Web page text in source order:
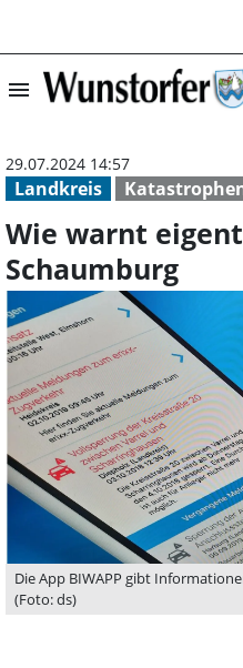
menu
Landkreis
29.07.2024 14:57
Wie warnt
Schaumburg
Die App BIWAPP gibt
(Foto: ds)